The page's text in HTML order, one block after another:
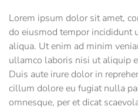
Lorem ipsum dolor sit amet,
do eiusmod tempor incididunt
aliqua. Ut enim ad minim
ullamco laboris nisi ut aliquip
Duis aute irure dolor in
cillum dolore eu fugiat nulla
omnesque, per et dicat